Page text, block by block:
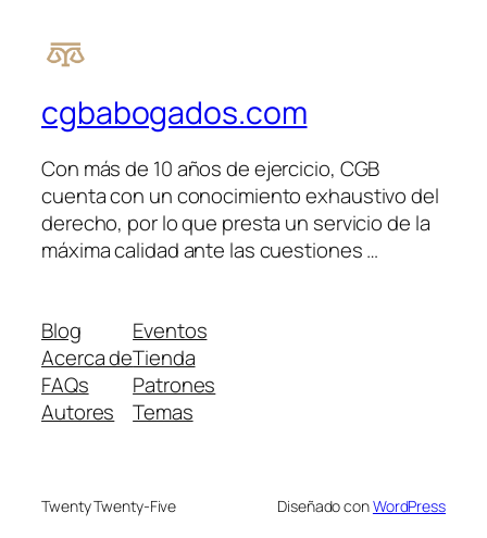
cgbabogados.com
Con más de 10 años de ejercicio, CGB
cuenta con un conocimiento exhaustivo del
derecho, por lo que presta un servicio de la
máxima calidad ante las cuestiones …
Blog
Acerca de
FAQs
Autores
Eventos
Tienda
Patrones
Temas
Twenty Twenty-Five Diseñado conWordPress